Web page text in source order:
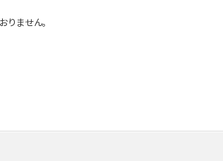
ません。